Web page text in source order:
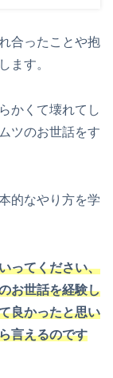
合ったことや抱
ます。
かくて壊れてし
ツのお世話をす
的なやり方を学
ってください、
お世話を経験し
良かったと思い
言えるのです